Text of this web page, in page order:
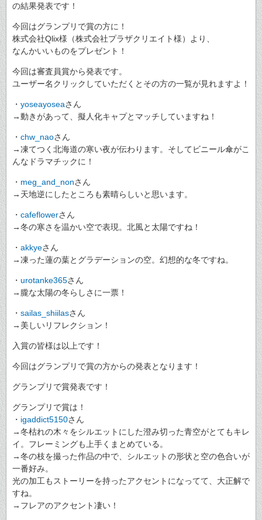
の結果発表です！
今回はグランプリで賞の方に！
株式会社Qlix様（株式会社プラザクリエイト様）より、
なんかいいものをプレゼント！
今回は審査員賞から発表です。
ユーザー名クリックしていただくとその方の一覧が見れますよ！
・ yoseayoseaさん
→動きがあって、擬人化キャプとマッチしていますね！
・ chw_naoさん
→凍てつく北海道の寒い夜が伝わります。そしてビニール傘がこ
んなドラマチックに！
・ meg_and_nonさん
→天地逆にしたところも素晴らしいと思います。
・ cafeflowerさん
→冬の寒さを温かい空で表現。北風と太陽ですね！
・ akkyeさん
→凍った蓮の葉とグラデーションの空。幻想的な冬ですね。
・ urotanke365さん
→朧な太陽の冬らしさに一票！
・ sailas_shiilasさん
→美しいリフレクション！
入賞の皆様は以上です！
今回はグランプリで賞の方からの発表となります！
グランプリで賞発表です！
グランプリで賞は！
・ igaddict5150さん
→冬枯れの木々をシルエットにした澄み切った青空がとてもキレ
イ。フレーミングも上手くまとめている。
→冬の枝を撮った作品の中で、シルエットの形状と空の色合いが
一番好み。
光の加工もストーリーを持ったアクセントになってて、大正解で
すね。
→フレアのアクセント凄い！